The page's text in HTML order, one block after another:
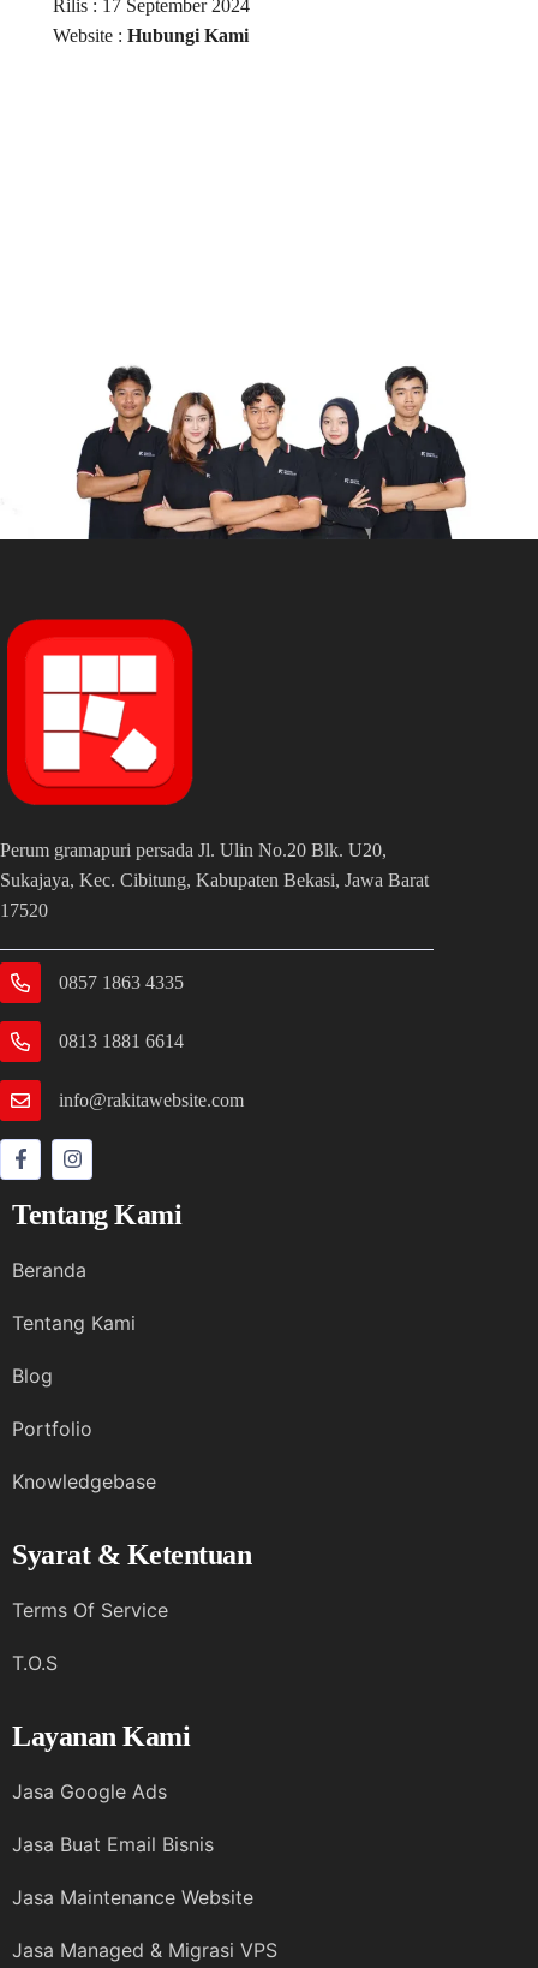
Rilis : 17 September 2024
Website : Hubungi Kami
Perum gramapuri persada Jl. Ulin No.20 Blk. U20,
Sukajaya, Kec. Cibitung, Kabupaten Bekasi, Jawa Barat
17520
0857 1863 4335
0813 1881 6614
info@rakitawebsite.com
Tentang Kami
Beranda
Tentang Kami
Blog
Portfolio
Knowledgebase
Syarat & Ketentuan
Terms Of Service
T.O.S
Layanan Kami
Jasa Google Ads
Jasa Buat Email Bisnis
Jasa Maintenance Website
Jasa Managed & Migrasi VPS